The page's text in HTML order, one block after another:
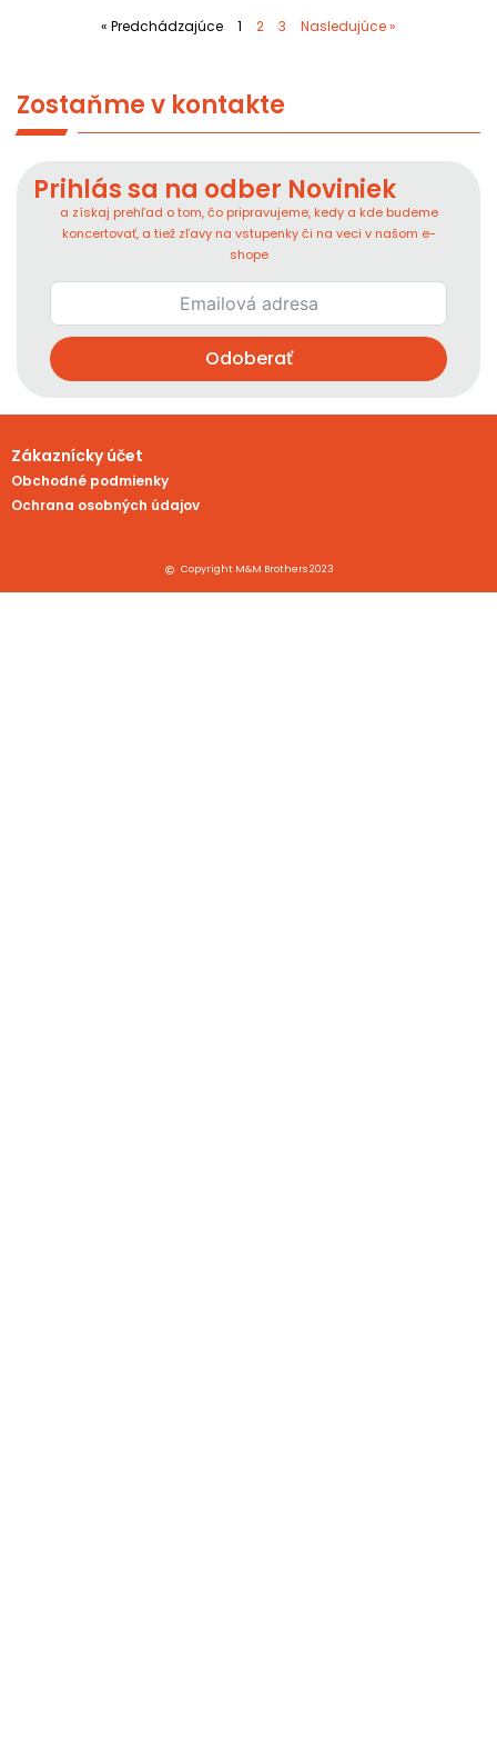
« Predchádzajúce 1 2 3 Nasledujúce »
Zostaňme v kontakte
Prihlás sa na odber Noviniek
a získaj prehľad o tom, čo pripravujeme, kedy a kde budeme
koncertovať, a tiež zľavy na vstupenky či na veci v našom e-
shope
Odoberať
Zákaznícky účet
Obchodné podmienky
Ochrana osobných údajov
Copyright M&M Brothers 2023